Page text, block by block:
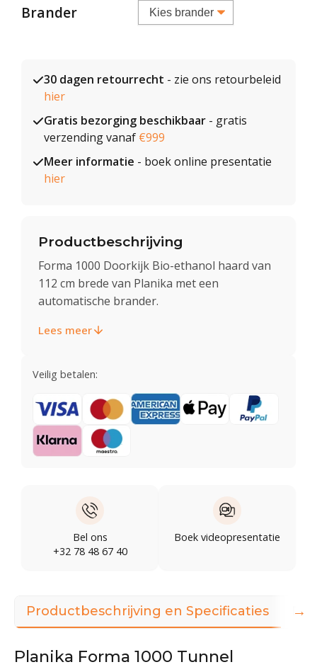
Brander
30 dagen retourrecht - zie ons retourbeleid
hier
Gratis bezorging beschikbaar - gratis
verzending vanaf €999
Meer informatie - boek online presentatie
hier
Productbeschrijving
Forma 1000 Doorkijk Bio-ethanol haard van
112 cm brede van Planika met een
automatische brander.
Lees meer
Veilig betalen:
Bel ons
+32 78 48 67 40
Boek videopresentatie
Productbeschrijving en Specificaties
Planika Forma 1000 Tunnel
→